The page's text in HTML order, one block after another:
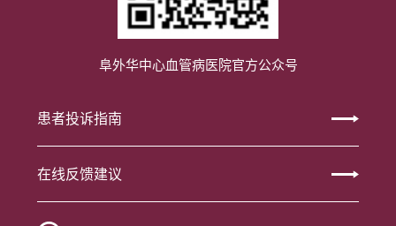
阜外华中心血管病医院官方公众号
患者投诉指南
在线反馈建议